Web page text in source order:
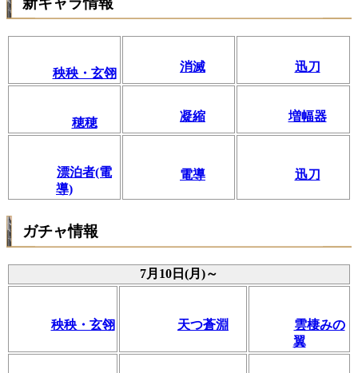
秧秧・玄翎 消滅 迅刀
穂穂 凝縮 増幅器
漂泊者(電
導)
電導 迅刀
ガチャ情報
7月10日(月)～
秧秧・玄翎 天つ蒼淵
雲棲みの
翼